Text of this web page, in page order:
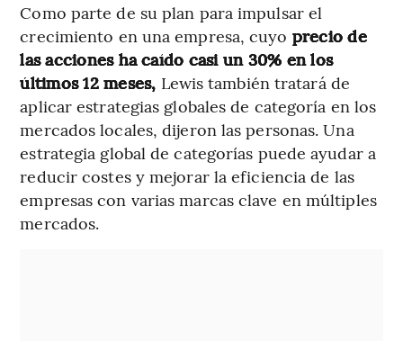
Como parte de su plan para impulsar el
crecimiento en una empresa, cuyo precio de
las acciones ha caído casi un 30% en los
últimos 12 meses, Lewis también tratará de
aplicar estrategias globales de categoría en los
mercados locales, dijeron las personas. Una
estrategia global de categorías puede ayudar a
reducir costes y mejorar la eficiencia de las
empresas con varias marcas clave en múltiples
mercados.